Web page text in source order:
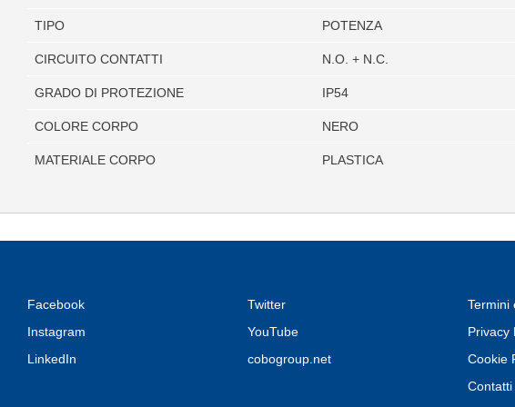
TIPO POTENZA
CIRCUITO CONTATTI N.O. + N.C.
GRADO DI PROTEZIONE IP54
COLORE CORPO NERO
MATERIALE CORPO PLASTICA
Facebook
Instagram
LinkedIn
Twitter
YouTube
cobogroup.net
Termini
Privacy
Cookie
Contatti